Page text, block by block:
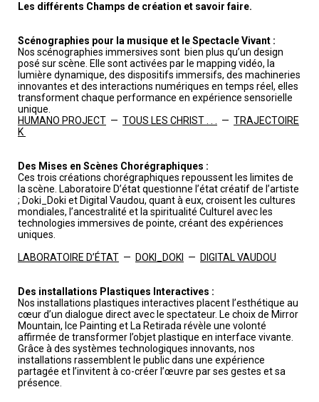
Les différents Champs de création et savoir faire.
Scénographies pour la musique et le Spectacle Vivant :
Nos scénographies immersives sont bien plus qu’un design
posé sur scène. Elle sont activées par le mapping vidéo, la
lumière dynamique, des dispositifs immersifs, des machineries
innovantes et des interactions numériques en temps réel, elles
transforment chaque performance en expérience sensorielle
unique.
HUMANO PROJECT — TOUS LES CHRIST . . . — TRAJECTOIRE
K
Des Mises en Scènes Chorégraphiques :
Ces trois créations chorégraphiques repoussent les limites de
la scène. Laboratoire D’état questionne l’état créatif de l’artiste
; Doki_Doki et Digital Vaudou, quant à eux, croisent les cultures
mondiales, l’ancestralité et la spiritualité Culturel avec les
technologies immersives de pointe, créant des expériences
uniques.
LABORATOIRE D’ÉTAT — DOKI_DOKI — DIGITAL VAUDOU
Des installations Plastiques Interactives :
Nos installations plastiques interactives placent l’esthétique au
cœur d’un dialogue direct avec le spectateur. Le choix de Mirror
Mountain, Ice Painting et La Retirada révèle une volonté
affirmée de transformer l’objet plastique en interface vivante.
Grâce à des systèmes technologiques innovants, nos
installations rassemblent le public dans une expérience
partagée et l’invitent à co-créer l’œuvre par ses gestes et sa
présence.